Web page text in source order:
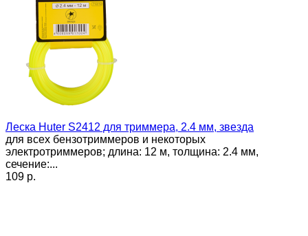
Леска Huter S2412 для триммера, 2.4 мм, звезда
для всех бензотриммеров и некоторых
электротриммеров; длина: 12 м, толщина: 2.4 мм,
сечение:...
109 p.